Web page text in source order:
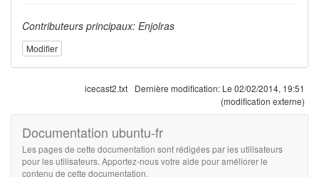
Contributeurs principaux: Enjolras
Modifier
icecast2.txt Dernière modification: Le 02/02/2014, 19:51
(modification externe)
Documentation ubuntu-fr
Les pages de cette documentation sont rédigées par les utilisateurs
pour les utilisateurs. Apportez-nous votre aide pour améliorer le
contenu de cette documentation.